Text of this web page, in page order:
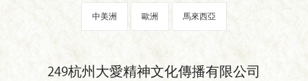
中美洲 歐洲 馬來西亞
249杭州大愛精神文化傳播有限公司